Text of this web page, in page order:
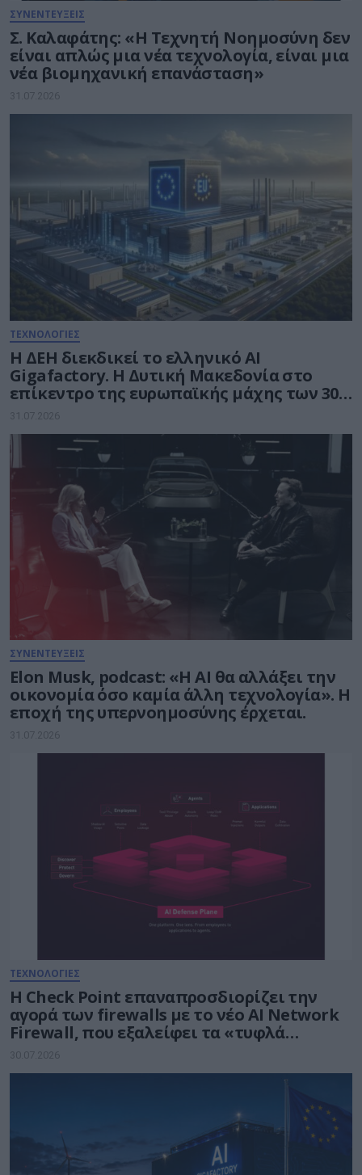
ΣΥΝΕΝΤΕΥΞΕΙΣ
Σ. Καλαφάτης: «Η Τεχνητή Νοημοσύνη δεν
είναι απλώς μια νέα τεχνολογία, είναι μια
νέα βιομηχανική επανάσταση»
31.07.2026
ΤΕΧΝΟΛΟΓΙΕΣ
Η ΔΕΗ διεκδικεί το ελληνικό AI
Gigafactory. Η Δυτική Μακεδονία στο
επίκεντρο της ευρωπαϊκής μάχης των 30
δισ. ευρώ για την Τεχνητή Νοημοσύνη
31.07.2026
ΣΥΝΕΝΤΕΥΞΕΙΣ
Elon Musk, podcast: «Η AI θα αλλάξει την
οικονομία όσο καμία άλλη τεχνολογία». Η
εποχή της υπερνοημοσύνης έρχεται.
31.07.2026
ΤΕΧΝΟΛΟΓΙΕΣ
Η Check Point επαναπροσδιορίζει την
αγορά των firewalls με το νέο AI Network
Firewall, που εξαλείφει τα «τυφλά
σημεία» της Τεχνητής Νοημοσύνης σε
κάθε δίκτυο
30.07.2026